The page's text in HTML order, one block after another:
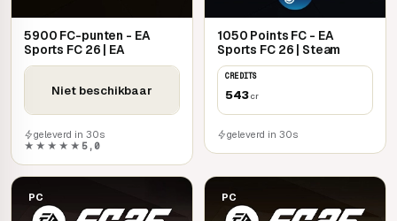
5900 FC-punten - EA
Sports FC 26 | EA
Niet beschikbaar
geleverd in 30s
★★★★★ 5,0
1050 Points FC - EA
Sports FC 26 | Steam
CREDITS
543cr
geleverd in 30s
PC PC